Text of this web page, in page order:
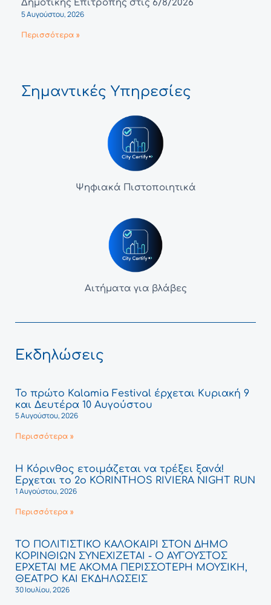
Δημοτικής Επιτροπής στις 6/8/2026
5 Αυγούστου, 2026
Περισσότερα »
Σημαντικές Υπηρεσίες
Ψηφιακά Πιστοποιητικά
Αιτήματα για βλάβες
Εκδηλώσεις
Το πρώτο Kalamia Festival έρχεται Κυριακή 9
και Δευτέρα 10 Αυγούστου
5 Αυγούστου, 2026
Περισσότερα »
Η Κόρινθος ετοιμάζεται να τρέξει ξανά!
Έρχεται το 2ο KORINTHOS RIVIERA NIGHT RUN
1 Αυγούστου, 2026
Περισσότερα »
ΤΟ ΠΟΛΙΤΙΣΤΙΚΟ ΚΑΛΟΚΑΙΡΙ ΣΤΟΝ ΔΗΜΟ
ΚΟΡΙΝΘΙΩΝ ΣΥΝΕΧΙΖΕΤΑΙ - Ο ΑΥΓΟΥΣΤΟΣ
ΕΡΧΕΤΑΙ ΜΕ ΑΚΟΜΑ ΠΕΡΙΣΣΟΤΕΡΗ ΜΟΥΣΙΚΗ,
ΘΕΑΤΡΟ ΚΑΙ ΕΚΔΗΛΩΣΕΙΣ
30 Ιουλίου, 2026